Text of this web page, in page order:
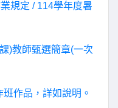
規定 / 114學年度暑
)教師甄選簡章(一次
作品，詳如說明。